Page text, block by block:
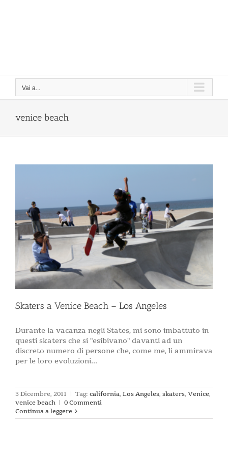
Vai a...
venice beach
Skaters a Venice Beach – Los Angeles
Durante la vacanza negli States, mi sono imbattuto in
questi skaters che si "esibivano" davanti ad un
discreto numero di persone che, come me, li ammirava
per le loro evoluzioni...
3 Dicembre, 2011 | Tag: california, Los Angeles, skaters, Venice,
venice beach | 0 Commenti
Continua a leggere